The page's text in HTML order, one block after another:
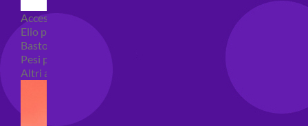
Accessori e Attrezzatura palloncini
Elio per palloncini
Bastoncini per palloncini
Pesi per palloncini
Altri accessori palloncini